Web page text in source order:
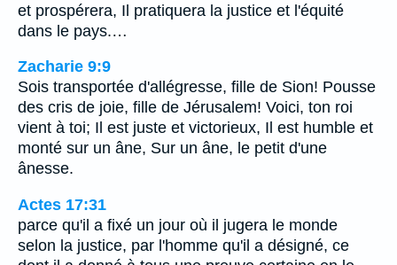
et prospérera, Il pratiquera la justice et l'équité
dans le pays.…
Zacharie 9:9
Sois transportée d'allégresse, fille de Sion! Pousse
des cris de joie, fille de Jérusalem! Voici, ton roi
vient à toi; Il est juste et victorieux, Il est humble et
monté sur un âne, Sur un âne, le petit d'une
ânesse.
Actes 17:31
parce qu'il a fixé un jour où il jugera le monde
selon la justice, par l'homme qu'il a désigné, ce